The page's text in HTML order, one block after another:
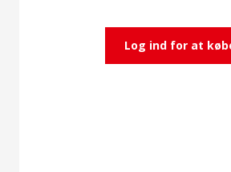
Log ind for at